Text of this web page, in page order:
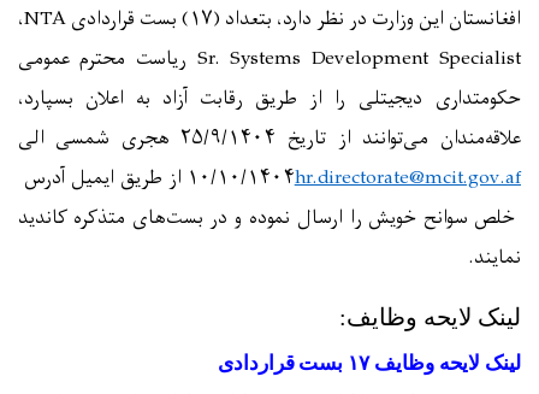
افغانستان این وزارت در نظر دارد، بتعداد (۱۷) بست قراردادی
NTA،
Sr. Systems Development Specialist ریاست محترم عمومی
حکومتداری دیجیتلی را از طریق رقابت آزاد به اعلان بسپارد،
علاقه‌مندان می‌توانند از تاریخ ۲۵/۹/۱۴۰۴ هجری شمسی الی
۱۰/۱۰/۱۴۰۴ از طریق ایمیل آدرس
hr.directorate@mcit.gov.af
خلص سوانح خویش را ارسال نموده و در بست‌های متذکره کاندید
نمایند.
لینک لایحه وظایف:
لینک لایحه وظایف ۱۷ بست قراردادی